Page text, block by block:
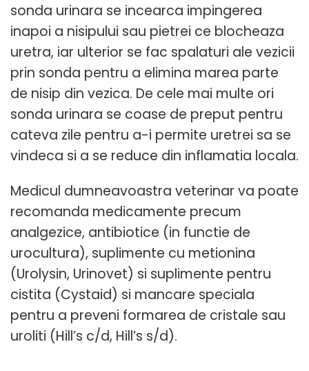
sonda urinara se incearca impingerea
inapoi a nisipului sau pietrei ce blocheaza
uretra, iar ulterior se fac spalaturi ale vezicii
prin sonda pentru a elimina marea parte
de nisip din vezica. De cele mai multe ori
sonda urinara se coase de preput pentru
cateva zile pentru a-i permite uretrei sa se
vindeca si a se reduce din inflamatia locala.
Medicul dumneavoastra veterinar va poate
recomanda medicamente precum
analgezice, antibiotice (in functie de
urocultura), suplimente cu metionina
(Urolysin, Urinovet) si suplimente pentru
cistita (Cystaid) si mancare speciala
pentru a preveni formarea de cristale sau
uroliti (Hill’s c/d, Hill’s s/d).